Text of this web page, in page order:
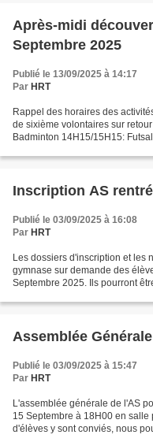
Après-midi
Septembre 2025
Publié le 13/09/2025 à 14:17
Par HRT
Rappel des horaires des
de sixième volontaires sur
Badminton 14H15/15H15:
Inscription AS
Publié le 03/09/2025 à 16:08
Par HRT
Les dossiers d'inscription et les
gymnase sur demande des
Septembre 2025. Ils pourront
Assemblée
Publié le 03/09/2025 à 15:47
Par HRT
L'assemblée générale de l'AS
15 Septembre à 18H00 en
d'élèves y sont conviés, nous